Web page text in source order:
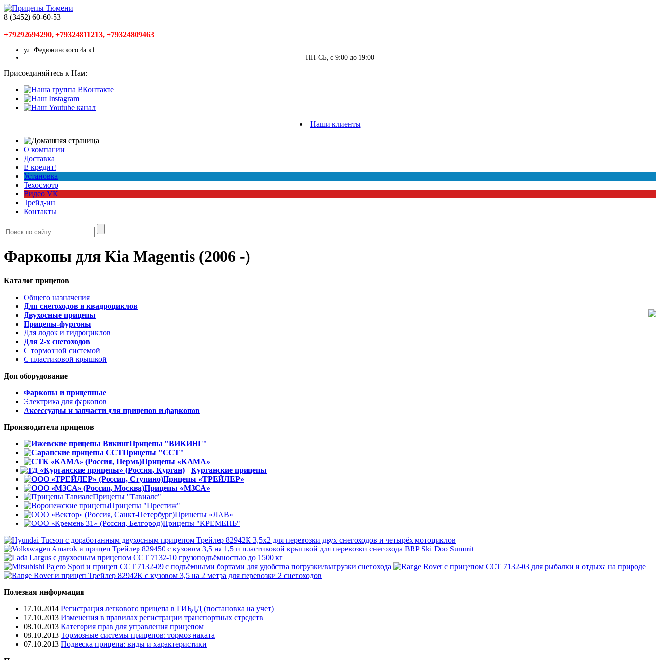
8 (3452) 60-60-53
+79292694290, +79324811213, +79324809463
ул. Федюнинского 4а к1
ПН-СБ, с 9:00 до 19:00
Присоединяйтесь к Нам:
Наши клиенты
О компании
Доставка
В кредит!
Установка
Техосмотр
Видео VK
Трейд-ин
Контакты
Фаркопы для Kia Magentis (2006 -)
Каталог прицепов
Общего назначения
Для снегоходов и квадроциклов
Двухосные прицепы
Прицепы-фургоны
Для лодок и гидроциклов
Для 2-х снегоходов
С тормозной системой
С пластиковой крышкой
Доп оборудование
Фаркопы и прицепные
Электрика для фаркопов
Аксессуары и запчасти для прицепов и фаркопов
Производители прицепов
Прицепы "ВИКИНГ"
Прицепы "ССТ"
Прицепы «КАМА»
Курганские прицепы
Прицепы «ТРЕЙЛЕР»
Прицепы «МЗСА»
Прицепы "Тавиалс"
Прицепы "Престиж"
Прицепы «ЛАВ»
Прицепы "КРЕМЕНЬ"
Полезная информация
17.10.2014 Регистрация легкового прицепа в ГИБДД (постановка на учет)
17.10.2013 Изменения в правилах регистрации транспортных стредств
08.10.2013 Категория прав для управления прицепом
08.10.2013 Тормозные системы прицепов: тормоз наката
07.10.2013 Подвеска прицепа: виды и характеристики